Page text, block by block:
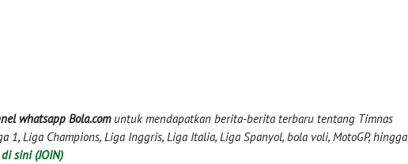
whatsapp Bola.comuntuk mendapatkan berita-berita terbaru tentang Timnas
1, Liga Champions, Liga Inggris, Liga Italia, Liga Spanyol, bola voli, MotoGP, hingga
sini (JOIN)